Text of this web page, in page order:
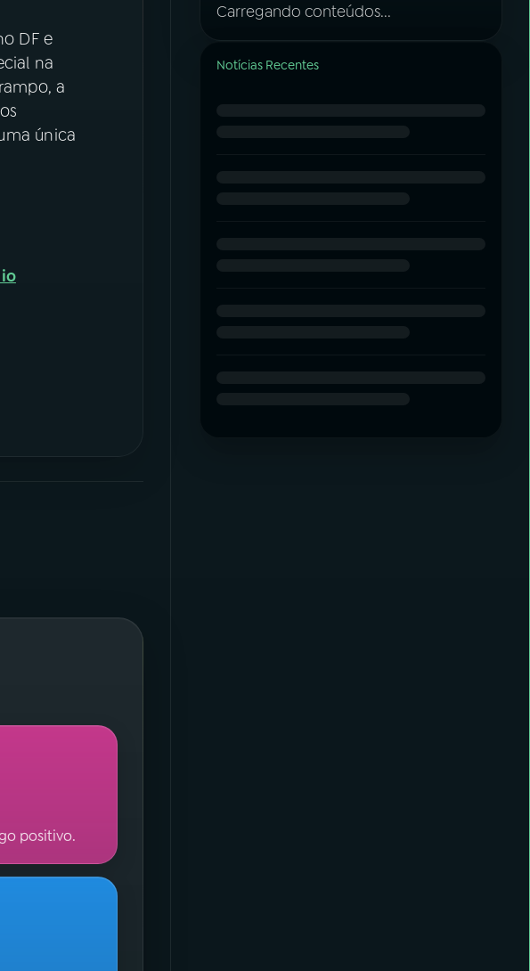
DF e
na
a
única
positivo.
Carregando conteúdos...
Notícias Recentes